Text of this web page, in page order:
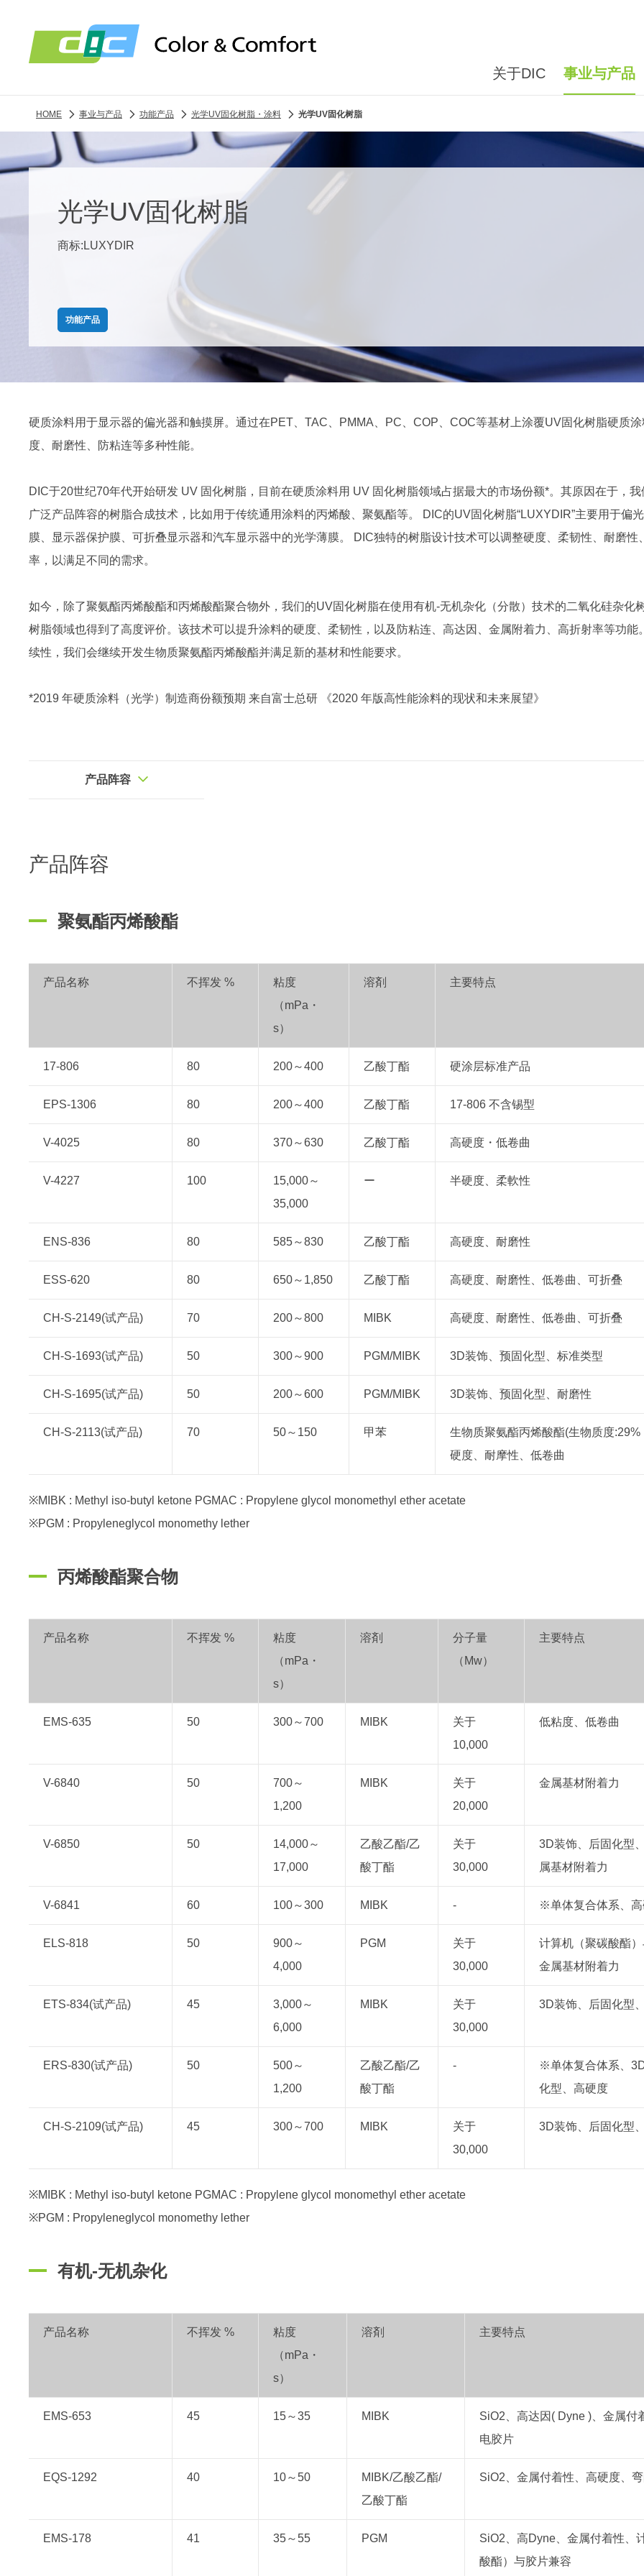
关于DIC 事业与产品
HOME 事业与产品 功能产品 光学UV固化树脂・涂料 光学UV固化树脂
光学UV固化树脂
商标:LUXYDIR
功能产品
硬质涂料用于显示器的偏光器和触摸屏。通过在PET、TAC、PMMA、PC、COP、COC等基材上涂覆UV固化树脂硬质
度、耐磨性、防粘连等多种性能。
DIC于20世纪70年代开始研发 UV 固化树脂，目前在硬质涂料用 UV 固化树脂领域占据最大的市场份额*。其原因在于，
广泛产品阵容的树脂合成技术，比如用于传统通用涂料的丙烯酸、聚氨酯等。 DIC的UV固化树脂“LUXYDIR”主要用于偏
膜、显示器保护膜、可折叠显示器和汽车显示器中的光学薄膜。 DIC独特的树脂设计技术可以调整硬度、柔韧性、耐磨性
率，以满足不同的需求。
如今，除了聚氨酯丙烯酸酯和丙烯酸酯聚合物外，我们的UV固化树脂在使用有机-无机杂化（分散）技术的二氧化硅杂化
树脂领域也得到了高度评价。该技术可以提升涂料的硬度、柔韧性，以及防粘连、高达因、金属附着力、高折射率等功能
续性，我们会继续开发生物质聚氨酯丙烯酸酯并满足新的基材和性能要求。
*2019 年硬质涂料（光学）制造商份额预期 来自富士总研 《2020 年版高性能涂料的现状和未来展望》
产品阵容
产品阵容
聚氨酯丙烯酸酯
产品名称 不挥发 %
粘度
（mPa・
s）
溶剤 主要特点
17-806 80 200～400 乙酸丁酯 硬涂层标准产品
EPS-1306 80 200～400 乙酸丁酯 17-806 不含锡型
V-4025 80 370～630 乙酸丁酯 高硬度・低卷曲
V-4227 100
15,000～
35,000
ー 半硬度、柔軟性
ENS-836 80 585～830 乙酸丁酯 高硬度、耐磨性
ESS-620 80 650～1,850 乙酸丁酯 高硬度、耐磨性、低卷曲、可折叠
CH-S-2149(试产品) 70 200～800 MIBK 高硬度、耐磨性、低卷曲、可折叠
CH-S-1693(试产品) 50 300～900 PGM/MIBK 3D装饰、预固化型、标准类型
CH-S-1695(试产品) 50 200～600 PGM/MIBK 3D装饰、预固化型、耐磨性
CH-S-2113(试产品) 70 50～150 甲苯
生物质聚氨酯丙烯酸酯(生物质度
硬度、耐摩性、低卷曲
※MIBK : Methyl iso-butyl ketone PGMAC : Propylene glycol monomethyl ether acetate
※PGM : Propyleneglycol monomethy lether
丙烯酸酯聚合物
产品名称 不挥发 %
粘度
（mPa・
s）
溶剤
分子量
（Mw）
主要特点
EMS-635 50 300～700 MIBK
关于
10,000
低粘度、低卷曲
V-6840 50
700～
1,200
MIBK
关于
20,000
金属基材附着力
V-6850 50
14,000～
17,000
乙酸乙酯/乙
酸丁酯
关于
30,000
3D装饰、后固化型
属基材附着力
V-6841 60 100～300 MIBK - ※单体复合体系、
ELS-818 50
900～
4,000
PGM
关于
30,000
计算机（聚碳酸酯）
金属基材附着力
ETS-834(试产品) 45
3,000～
6,000
MIBK
关于
30,000
3D装饰、后固化型
ERS-830(试产品) 50
500～
1,200
乙酸乙酯/乙
酸丁酯
-
※单体复合体系、
化型、高硬度
CH-S-2109(试产品) 45 300～700 MIBK
关于
30,000
3D装饰、后固化型
※MIBK : Methyl iso-butyl ketone PGMAC : Propylene glycol monomethyl ether acetate
※PGM : Propyleneglycol monomethy lether
有机-无机杂化
产品名称 不挥发 %
粘度
（mPa・
s）
溶剤 主要特点
EMS-653 45 15～35 MIBK
SiO2、高达因( Dyne )、金属付
电胶片
EQS-1292 40 10～50
MIBK/乙酸乙酯/
乙酸丁酯
SiO2、金属付着性、高硬度、
EMS-178 41 35～55 PGM
SiO2、高Dyne、金属付着性、
酸酯）与胶片兼容